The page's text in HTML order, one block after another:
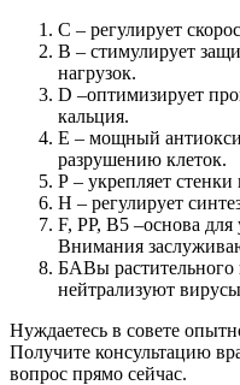
С – регулирует
В – стимулирует
нагрузок.
D –оптимизирует
кальция.
Е – мощный
разрушению клеток.
Р – укрепляет
Н – регулирует
F, РР, B5 –основа
Внимания
БАВы
нейтрализуют
Нуждаетесь в совете
Получите консультацию
вопрос прямо сейчас.